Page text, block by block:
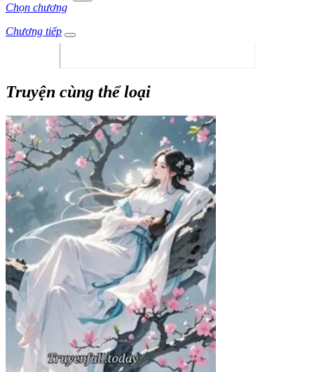
Chọn chương
Chương tiếp
Truyện cùng thể loại